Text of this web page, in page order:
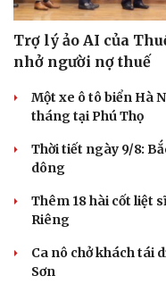
Tư vấn
Săn Tour
check-in
Trợ lý ảo AI của
nhở người nợ thuế
Một xe ô tô biển Hà
tháng tại Phú Thọ
Thời tiết ngày 9/8:
dông
Thêm 18 hài cốt liệt
Riêng
Ca nô chở khách tái
Sơn